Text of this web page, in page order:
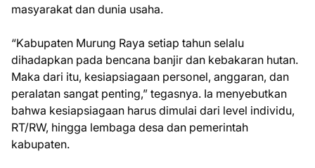
masyarakat dan dunia usaha.
“Kabupaten Murung Raya setiap tahun selalu
dihadapkan pada bencana banjir dan kebakaran hutan.
Maka dari itu, kesiapsiagaan personel, anggaran, dan
peralatan sangat penting,” tegasnya. Ia menyebutkan
bahwa kesiapsiagaan harus dimulai dari level individu,
RT/RW, hingga lembaga desa dan pemerintah
kabupaten.